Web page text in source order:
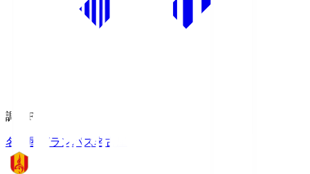
調布FM
名古屋グランパス名古屋